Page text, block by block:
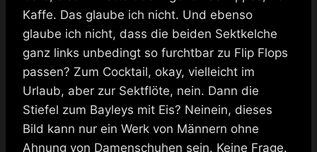
Kaffe. Das glaube ich nicht. Und ebenso
glaube ich nicht, dass die beiden Sektkelche
ganz links unbedingt so furchtbar zu Flip Flops
passen? Zum Cocktail, okay, vielleicht im
Urlaub, aber zur Sektflöte, nein. Dann die
Stiefel zum Bayleys mit Eis? Neinein, dieses
Bild kann nur ein Werk von Männern ohne
Ahnung von Damenschuhen sein. Keine Frage.